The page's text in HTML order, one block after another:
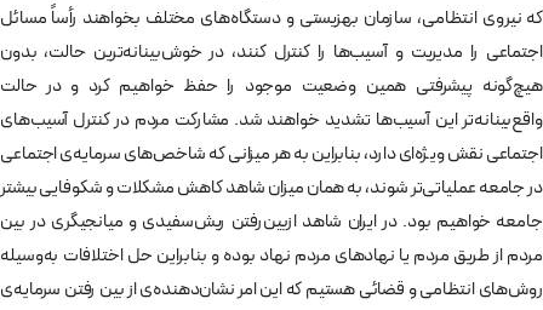
كه نيروی انتظامی، سازمان بهزيستی و دستگاه‌های مختلف بخواهند رأساً مسائل
اجتماعی را مديريت و آسيب‌ها را كنترل كنند، در خوش‌بينانه‌ترين حالت، بدون
هيچ‌گونه پيشرفتی همين وضعيت موجود را حفظ خواهيم كرد و در حالت
واقع‌بينانه‌تر اين آسيب‌ها تشديد خواهند شد. مشاركت مردم در كنترل آسيب‌های
اجتماعی نقش ويژه‌ای دارد، بنابراين به هر ميزانی كه شاخص‌های سرمايه‌ی اجتماعی
در جامعه عملياتی‌تر شوند، به همان ميزان شاهد كاهش مشكلات و شكوفايی بيشتر
جامعه خواهيم بود. در ايران شاهد ازبين‌رفتن ريش‌سفيدی و ميانجيگری در بين
مردم از طريق مردم يا نهادهای مردم نهاد بوده و بنابراين حل اختلافات به‌وسيله
روش‌های انتظامی و قضائی هستيم كه اين امر نشان‌دهنده‌ی از بين رفتن سرمايه‌ی